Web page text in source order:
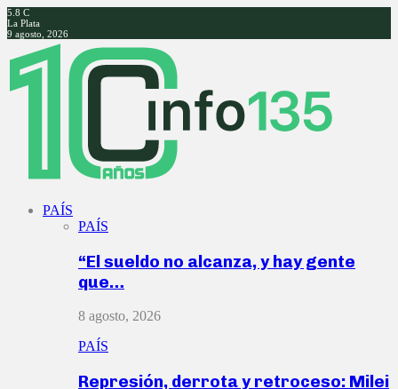
5.8 C
La Plata
9 agosto, 2026
Facebook
Twitter
Instagram
Youtube
PAÍS
PAÍS
“El sueldo no alcanza, y hay gente
que…
8 agosto, 2026
PAÍS
Represión, derrota y retroceso: Milei